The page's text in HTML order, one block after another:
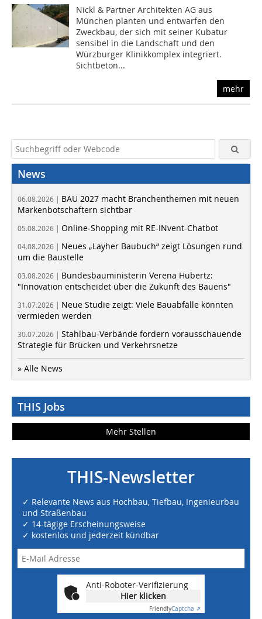
Nickl & Partner Architekten AG aus
München planten und entwarfen den
Zweckbau, der sich mit seiner Kubatur
sensibel in die Landschaft und den
Würzburger Klinikkomplex integriert.
Sichtbeton...
mehr
News
06.08.2026 | BAU 2027 macht Branchenthemen mit neuen
Markenbotschaftern sichtbar
05.08.2026 | Online-Shopping mit RE-INvent-Chatbot
04.08.2026 | Neues „Layher Baubuch“ zeigt Lösungen rund
um die Baustelle
03.08.2026 | Bundesbauministerin Verena Hubertz:
"Innovation entscheidet über die Zukunft des Bauens"
31.07.2026 | Neue Studie zeigt: Viele Bauabfälle könnten
vermieden werden
30.07.2026 | Stahlbau-Verbände fordern vorausschauende
Strategie für Brücken und Verkehrsnetze
» Alle News
THIS Jobs
Mehr Stellen
THIS-Newsletter
✓ Relevante News aus Hochbau, Tiefbau, Ingenieurbau
und Straßenbau
✓ 14-tägige Erscheinungsweise
✓ kostenlos und jederzeit kündbar
Anti-Roboter-Verifizierung
Hier klicken
FriendlyCaptcha ⇗